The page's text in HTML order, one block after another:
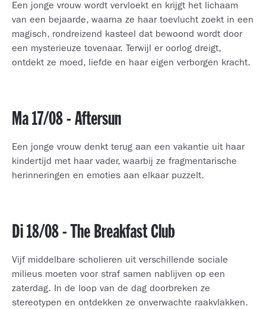
Een jonge vrouw wordt vervloekt en krijgt het lichaam
van een bejaarde, waarna ze haar toevlucht zoekt in een
magisch, rondreizend kasteel dat bewoond wordt door
een mysterieuze tovenaar. Terwijl er oorlog dreigt,
ontdekt ze moed, liefde en haar eigen verborgen kracht.
Ma 17/08 - Aftersun
Een jonge vrouw denkt terug aan een vakantie uit haar
kindertijd met haar vader, waarbij ze fragmentarische
herinneringen en emoties aan elkaar puzzelt.
Di 18/08 - The Breakfast Club
Vijf middelbare scholieren uit verschillende sociale
milieus moeten voor straf samen nablijven op een
zaterdag. In de loop van de dag doorbreken ze
stereotypen en ontdekken ze onverwachte raakvlakken.